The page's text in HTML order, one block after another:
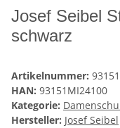
Josef Seibel
schwarz
Artikelnummer:
HAN: 93151MI24100
Kategorie:
Hersteller: Josef Seibel